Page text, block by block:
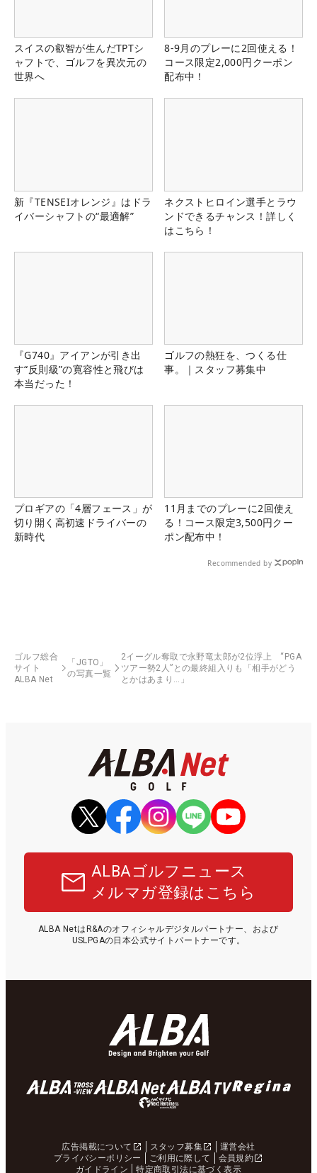
スイスの叡智が生んだTPTシ
ャフトで、ゴルフを異次元の
世界へ
8-9月のプレーに2回使える！
コース限定2,000円クーポン
配布中！
新『TENSEIオレンジ』はドラ
イバーシャフトの“最適解”
ネクストヒロイン選手とラウ
ンドできるチャンス！詳しく
はこちら！
『G740』アイアンが引き出
す“反則級”の寛容性と飛びは
本当だった！
ゴルフの熱狂を、つくる仕
事。｜スタッフ募集中
プロギアの「4層フェース」が
切り開く高初速ドライバーの
新時代
11月までのプレーに2回使え
る！コース限定3,500円クー
ポン配布中！
Recommended by
ゴルフ総合
サイト
ALBA Net
「JGTO」
の写真一覧
2イーグル奪取で永野竜太郎が2位浮上 “PGA
ツアー勢2人”との最終組入りも「相手がどう
とかはあまり…」
ALBAゴルフニュース
メルマガ登録はこちら
ALBA NetはR&Aのオフィシャルデジタルパートナー、および
USLPGAの日本公式サイトパートナーです。
広告掲載について スタッフ募集
運営会社
プライバシーポリシー
ご利用に際して
会員規約
ガイドライン
特定商取引法に基づく表示